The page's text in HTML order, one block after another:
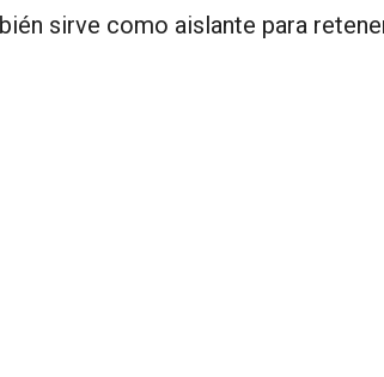
sirve como aislante para